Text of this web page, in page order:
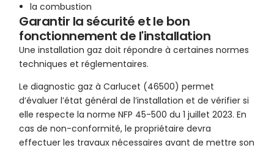
la combustion
Garantir la sécurité et le bon
fonctionnement de l'installation
Une installation gaz doit répondre à certaines normes
techniques et réglementaires.
Le diagnostic gaz à Carlucet (46500) permet
d’évaluer l’état général de l’installation et de vérifier si
elle respecte la norme NFP 45-500 du 1 juillet 2023. En
cas de non-conformité, le propriétaire devra
effectuer les travaux nécessaires avant de mettre son